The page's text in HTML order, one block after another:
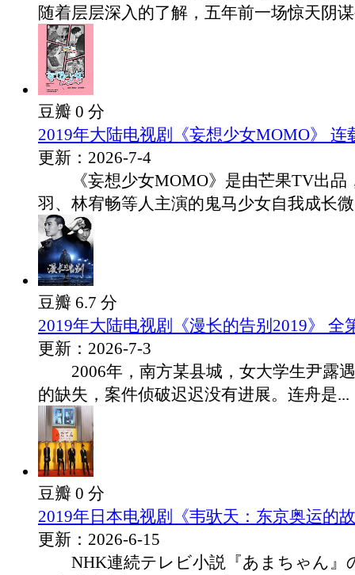
随着层层深入的了解，五年前一场惊天阴
豆瓣 0 分
2019年大陆电视剧《妄想少女MOMO》 连
更新：2026-7-4
《妄想少女MOMO》是由芒果TV出品
羽、林宥畅等人主演的鬼马少女自我成长
豆瓣 6.7 分
2019年大陆电视剧《漫长的告别2019》 全
更新：2026-7-3
2006年，南方某县城，女大学生尹露
的缺失，案件侦破迟迟没有进展。连舟是...
豆瓣 0 分
2019年日本电视剧《韦驮天：东京奥运的
更新：2026-6-15
NHK連続テレビ小説『あまちゃん』